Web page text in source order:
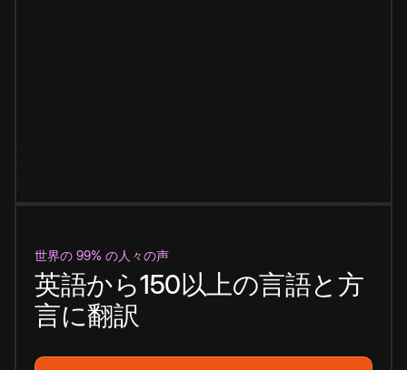
世界の 99% の人々の声
英語から150以上の言語と方
言に翻訳